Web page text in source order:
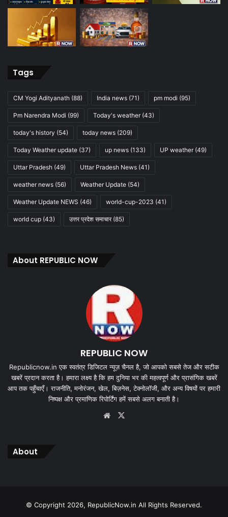
Tags
CM Yogi Adityanath (88) India news (71) pm modi (95)
Pm Narendra Modi (99) Today's weather(43)
today's history (54) today news (209)
Today Weather update (37) up news (133) UP weather(49)
Uttar Pradesh (49) Uttar Pradesh News (41)
weather news (56) Weather Update (54)
Weather Update NEWS (46) world-cup-2023 (41)
world cup (43) उत्तर प्रदेश समाचार(85)
About REPUBLIC NOW
REPUBLIC NOW
Republicnow.in एक स्वतंत्र डिजिटल न्यूज़ चैनल है, जो आपको सबसे तेज और सटीक
खबरें प्रदान करता है। हमारा लक्ष्य है कि हम दुनिया भर की महत्वपूर्ण और प्रासंगिक खबरें
आप तक पहुँचाएँ। राजनीति, मनोरंजन, खेल, बिज़नेस, टेक्नोलॉजी, और अन्य विषयों पर हमारी
निष्पक्ष और प्रमाणिक रिपोर्टिंग हमें सबसे अलग बनाती है।
Website
About
© Copyright 2026, RepublicNow.in All Rights Reserved.